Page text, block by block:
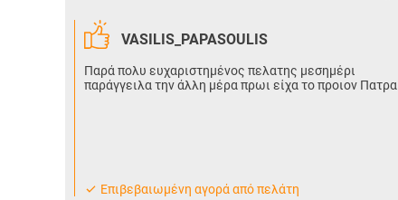
VASILIS_PAPASOULIS
Παρά πολυ ευχαριστημένος πελατης μεσημέρι
παράγγειλα την άλλη μέρα πρωι είχα το προιον Πατρα
Eπιβεβαιωμένη αγορά από πελάτη